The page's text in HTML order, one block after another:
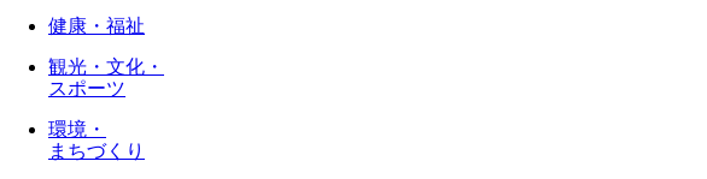
健康・福祉
観光・文化・
スポーツ
環境・
まちづくり